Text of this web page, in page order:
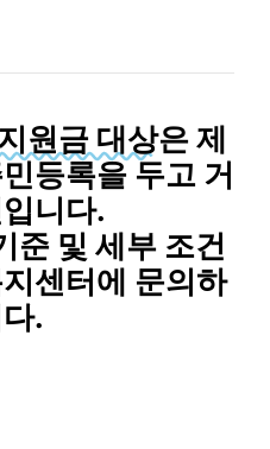
원금 대상은 제
등록을 두고 거
니다.
준 및 세부 조건
센터에 문의하
.